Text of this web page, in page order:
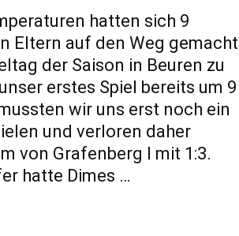
hatten sich 9
Eltern auf den Weg gemacht
der Saison in Beuren zu
erstes Spiel bereits um 9
wir uns erst noch ein
und verloren daher
von Grafenberg I mit 1:3.
hatte Dimes …